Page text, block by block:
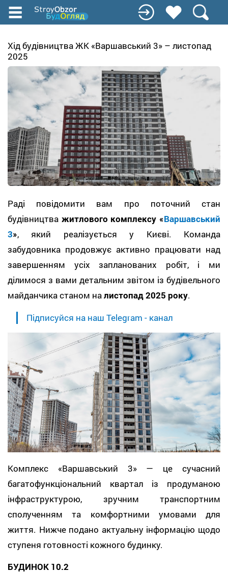
Перейти
до
вмісту
Хід будівництва ЖК «Варшавський 3» – листопад
2025
Раді повідомити вам про поточний стан
будівництва житлового комплексу «Варшавський
3», який реалізується у Києві. Команда
забудовника продовжує активно працювати над
завершенням усіх запланованих робіт, і ми
ділимося з вами детальним звітом із будівельного
майданчика станом налистопад 2025 року.
Підписуйся на наш Telegram - канал
Комплекс «Варшавський 3» — це сучасний
багатофункціональний квартал із продуманою
інфраструктурою, зручним транспортним
сполученням та комфортними умовами для
життя. Нижче подано актуальну інформацію щодо
ступеня готовності кожного будинку.
БУДИНОК 10.2